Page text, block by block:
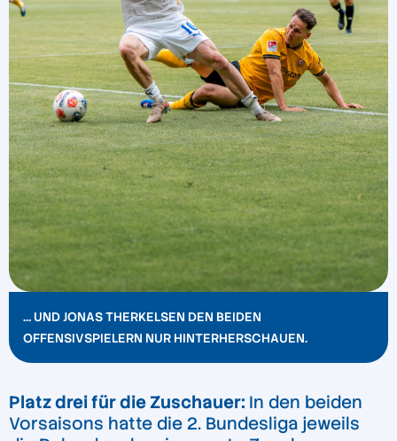
… UND JONAS THERKELSEN DEN BEIDEN
OFFENSIVSPIELERN NUR HINTERHERSCHAUEN.
Platz drei für die Zuschauer: In den beiden
Vorsaisons hatte die 2. Bundesliga jeweils